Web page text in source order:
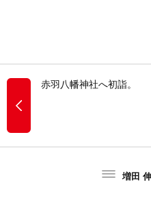
赤羽八幡神社へ初詣。
増田